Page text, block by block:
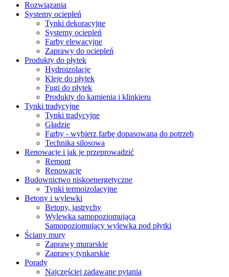
Rozwiązania
Systemy ociepleń
Tynki dekoracyjne
Systemy ociepleń
Farby elewacyjne
Zaprawy do ociepleń
Produkty do płytek
Hydroizolacje
Kleje do płytek
Fugi do płytek
Produkty do kamienia i klinkieru
Tynki tradycyjne
Tynki tradycyjne
Gładzie
Farby - wybierz farbę dopasowaną do potrzeb
Technika silosowa
Renowacje i jak je przeprowadzić
Remont
Renowacje
Budownictwo niskoenergetyczne
Tynki termoizolacyjne
Betony i wylewki
Betony, jastrychy
Wylewka samopoziomująca
Samopoziomujący wylewka pod płytki
Ściany mury
Zaprawy murarskie
Zaprawy tynkarskie
Porady
Najczęściej zadawane pytania